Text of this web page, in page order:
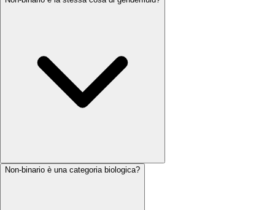
Non-binario è una categoria biologica?